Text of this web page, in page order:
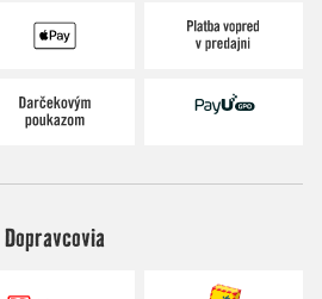
Dopravcovia